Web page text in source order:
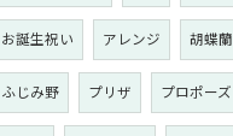
お誕生祝い アレンジ 胡蝶蘭
ふじみ野 プリザ プロポーズ